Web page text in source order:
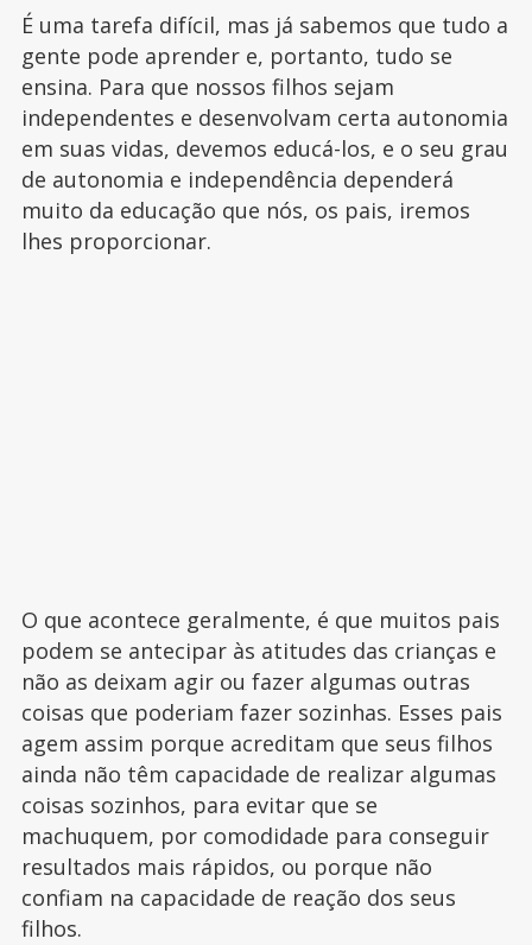
É uma tarefa difícil, mas já sabemos que tudo a
gente pode aprender e, portanto, tudo se
ensina. Para que nossos filhos sejam
independentes e desenvolvam certa autonomia
em suas vidas, devemos educá-los, e o seu grau
de autonomia e independência dependerá
muito da educação que nós, os pais, iremos
lhes proporcionar.
O que acontece geralmente, é que muitos pais
podem se antecipar às atitudes das crianças e
não as deixam agir ou fazer algumas outras
coisas que poderiam fazer sozinhas. Esses pais
agem assim porque acreditam que seus filhos
ainda não têm capacidade de realizar algumas
coisas sozinhos, para evitar que se
machuquem, por comodidade para conseguir
resultados mais rápidos, ou porque não
confiam na capacidade de reação dos seus
filhos.